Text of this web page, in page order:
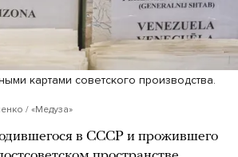
картами советского производства.
/ «Медуза»
в СССР и прожившего